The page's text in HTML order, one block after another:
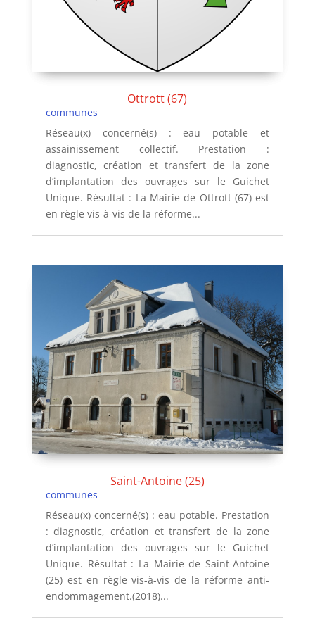
Ottrott (67)
communes
Réseau(x) concerné(s) : eau potable et
assainissement collectif. Prestation :
diagnostic, création et transfert de la zone
d’implantation des ouvrages sur le Guichet
Unique. Résultat : La Mairie de Ottrott (67) est
en règle vis-à-vis de la réforme...
Saint-Antoine (25)
communes
Réseau(x) concerné(s) : eau potable. Prestation
: diagnostic, création et transfert de la zone
d’implantation des ouvrages sur le Guichet
Unique. Résultat : La Mairie de Saint-Antoine
(25) est en règle vis-à-vis de la réforme anti-
endommagement.(2018)...